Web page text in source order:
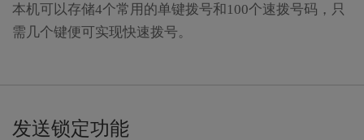
本机可以存储4个常用的单键拨号和100个速拨号码，只
需几个键便可实现快速拨号。
发送锁定功能